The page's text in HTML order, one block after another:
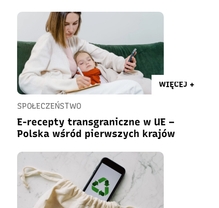
WIĘCEJ +
SPOŁECZEŃSTWO
E-recepty transgraniczne w UE –
Polska wśród pierwszych krajów